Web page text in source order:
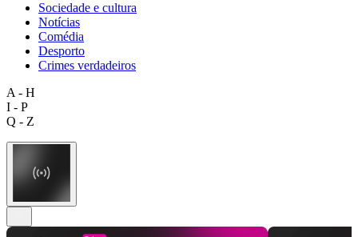
Sociedade e cultura
Notícias
Comédia
Desporto
Crimes verdadeiros
A - H
I - P
Q - Z